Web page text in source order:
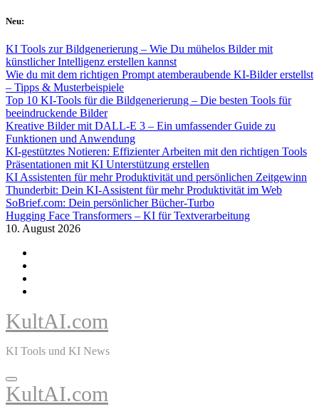
Skip
content
Neu:
KI Tools zur Bildgenerierung – Wie Du mühelos Bilder mit
künstlicher Intelligenz erstellen kannst
Wie du mit dem richtigen Prompt atemberaubende KI-Bilder erstellst
– Tipps & Musterbeispiele
Top 10 KI-Tools für die Bildgenerierung – Die besten Tools für
beeindruckende Bilder
Kreative Bilder mit DALL-E 3 – Ein umfassender Guide zu
Funktionen und Anwendung
KI-gestütztes Notieren: Effizienter Arbeiten mit den richtigen Tools
Präsentationen mit KI Unterstützung erstellen
KI Assistenten für mehr Produktivität und persönlichen Zeitgewinn
Thunderbit: Dein KI-Assistent für mehr Produktivität im Web
SoBrief.com: Dein persönlicher Bücher-Turbo
Hugging Face Transformers – KI für Textverarbeitung
10. August 2026
KultAI.com
KI Tools und KI News
KultAI.com